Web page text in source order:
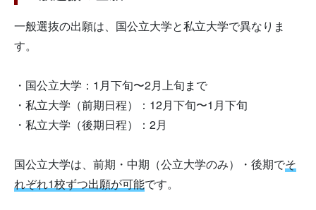
一般選抜の出願は、国公立大学と私立大学で異なりま
す。
・国公立大学：1月下旬〜2月上旬まで
・私立大学（前期日程）：12月下旬〜1月下旬
・私立大学（後期日程）：2月
国公立大学は、前期・中期（公立大学のみ）・後期でそ
れぞれ1校ずつ出願が可能です。